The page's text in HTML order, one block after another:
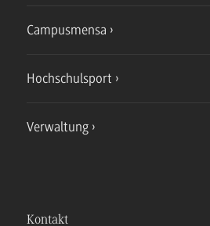
Campusmensa
Hochschulsport
Verwaltung
Kontakt